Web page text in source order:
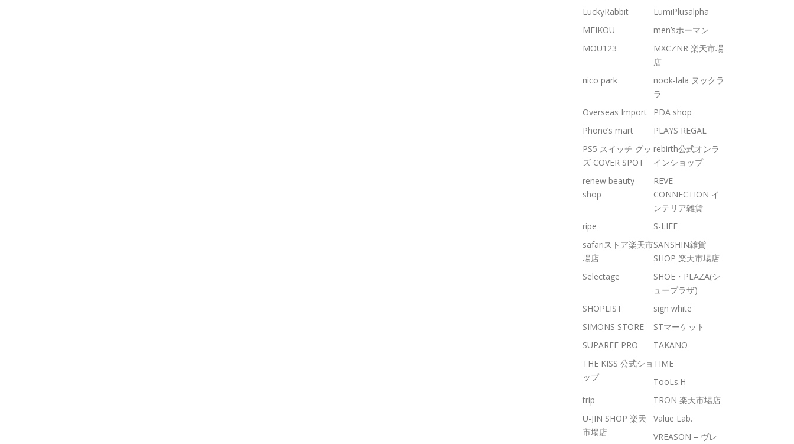
LuckyRabbit
LumiPlusalpha
MEIKOU
men’sホーマン
MOU123
MXCZNR 楽天市場
店
nico park
nook-lala ヌックラ
ラ
Overseas Import
PDA shop
Phone’s mart
PLAYS REGAL
PS5 スイッチ グッ
ズ COVER SPOT
rebirth公式オンラ
インショップ
renew beauty
shop
REVE
CONNECTION イ
ンテリア雑貨
ripe
S-LIFE
safariストア楽天市
場店
SANSHIN雑貨
SHOP 楽天市場店
Selectage
SHOE・PLAZA(シ
ュープラザ)
SHOPLIST
sign white
SIMONS STORE
STマーケット
SUPAREE PRO
TAKANO
THE KISS 公式ショ
ップ
TIME
TooLs.H
trip
TRON 楽天市場店
U-JIN SHOP 楽天
市場店
Value Lab.
VREASON – ヴレ